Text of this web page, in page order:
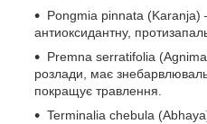
Pongmia pinnata (Karanja)
антиоксидантну,
Premna serratifolia
розлади, має
покращує травлення.
Terminalia chebula